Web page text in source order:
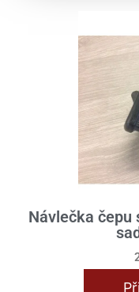
Návlečka čepu